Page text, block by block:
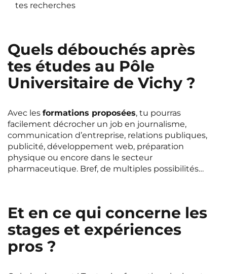
tes recherches
Quels débouchés après
tes études au Pôle
Universitaire de Vichy ?
Avec les formations proposées, tu pourras
facilement décrocher un job en journalisme,
communication d’entreprise, relations publiques,
publicité, développement web, préparation
physique ou encore dans le secteur
pharmaceutique. Bref, de multiples possibilités…
Et en ce qui concerne les
stages et expériences
pros ?